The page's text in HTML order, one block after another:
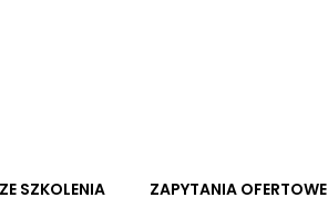
SZKOLENIA ZAPYTANIA OFERTOWE